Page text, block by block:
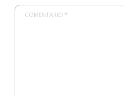
COMENTARIO *